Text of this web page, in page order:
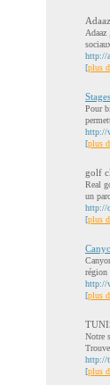
Adaaz
http://
[plus
Pour
http://
[plus
golf
Real
un
http://
[plus
région
http://
[plus
Notre
http://
[plus